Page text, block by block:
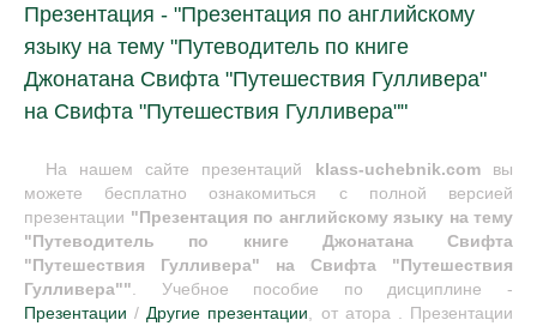
Презентация - "Презентация по английскому
языку на тему "Путеводитель по книге
Джонатана Свифта "Путешествия Гулливера"
на Свифта "Путешествия Гулливера""
На нашем сайте презентаций klass-uchebnik.comвы
можете бесплатно ознакомиться с полной версией
презентации "Презентация по английскому языку на тему
"Путеводитель по книге Джонатана Свифта
"Путешествия Гулливера" на Свифта "Путешествия
Гулливера"". Учебное пособие по дисциплине -
Презентации /Другие презентации, от атора . Презентации